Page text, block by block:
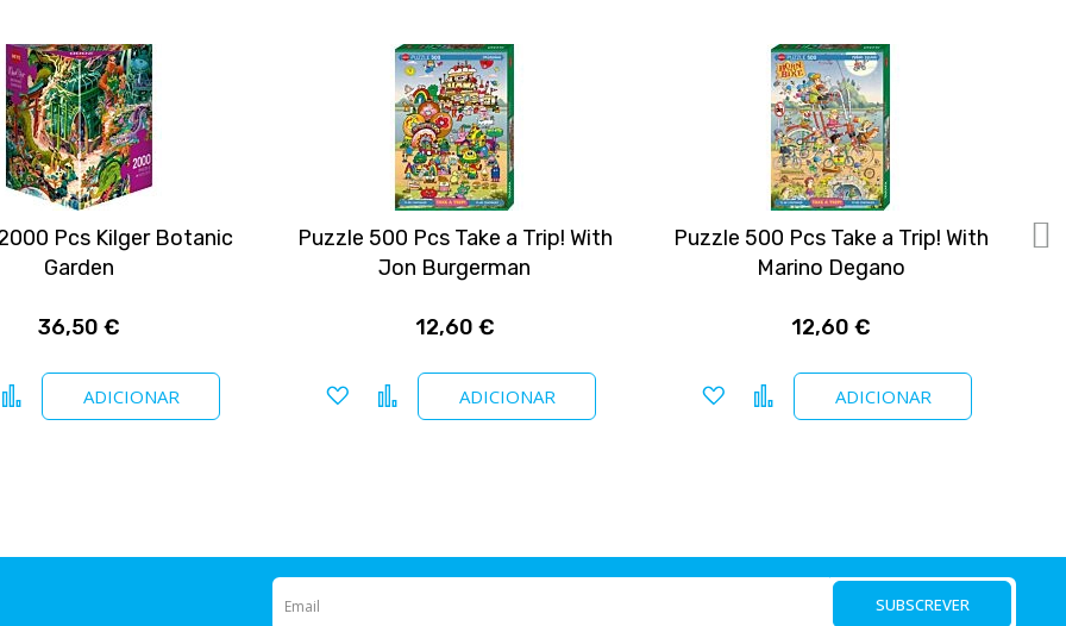
Pcs Kilger Botanic
Garden
36,50 €
ADICIONAR
a favoritos
Comparar
Puzzle 500 Pcs Take a Trip! With
Jon Burgerman
12,60 €
ADICIONAR
Adicionar a favoritos
Comparar
Puzzle 500 Pcs Take a Trip! With
Marino Degano
12,60 €
ADICIONAR
Adicionar a favoritos
Comparar
SUBSCREVER